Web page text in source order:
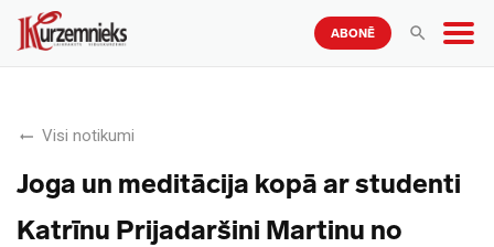
ABONĒ
Visi notikumi
Joga un meditācija kopā ar studenti
Katrīnu Prijadaršini Martinu no